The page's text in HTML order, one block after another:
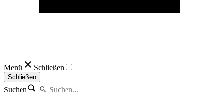
Menü Schließen
Schließen
Suchen